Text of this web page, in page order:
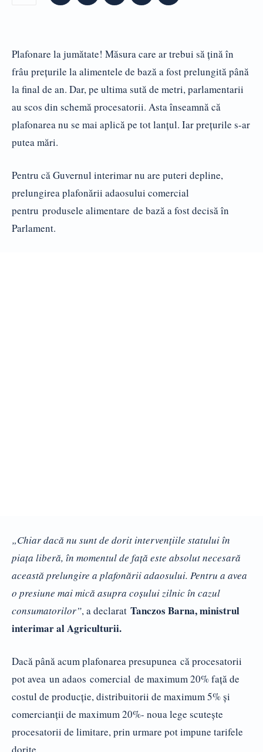
Plafonare la jumătate! Măsura care ar trebui să ţină în
frâu preţurile la alimentele de bază a fost prelungită până
la final de an. Dar, pe ultima sută de metri, parlamentarii
au scos din schemă procesatorii. Asta înseamnă că
plafonarea nu se mai aplică pe tot lanţul. Iar preţurile s-ar
putea mări.
Pentru că Guvernul interimar nu are puteri depline,
prelungirea plafonării adaosului comercial
pentru produsele alimentare de bază a fost decisă în
Parlament.
„Chiar dacă nu sunt de dorit intervenţiile statului în
piaţa liberă, în momentul de faţă este absolut necesară
această prelungire a plafonării adaosului. Pentru a avea
o presiune mai mică asupra coşului zilnic în cazul
consumatorilor”, a declarat Tanczos Barna, ministrul
interimar al Agriculturii.
Dacă până acum plafonarea presupunea că procesatorii
pot avea un adaos comercial de maximum 20% faţă de
costul de producţie, distribuitorii de maximum 5% şi
comercianţii de maximum 20%- noua lege scuteşte
procesatorii de limitare, prin urmare pot impune tarifele
dorite.